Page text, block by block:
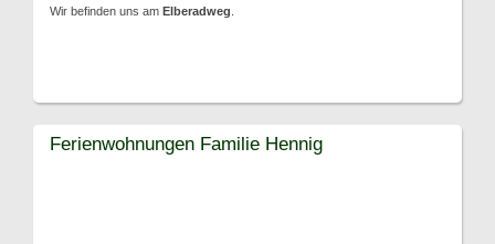
Wir befinden uns am Elberadweg
Ferienwohnungen Familie Hennig